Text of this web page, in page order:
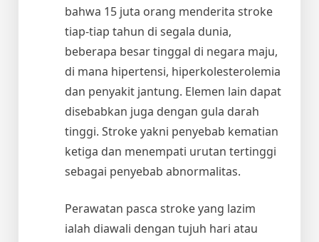
bahwa 15 juta orang menderita stroke
tiap-tiap tahun di segala dunia,
beberapa besar tinggal di negara maju,
di mana hipertensi, hiperkolesterolemia
dan penyakit jantung. Elemen lain dapat
disebabkan juga dengan gula darah
tinggi. Stroke yakni penyebab kematian
ketiga dan menempati urutan tertinggi
sebagai penyebab abnormalitas.
Perawatan pasca stroke yang lazim
ialah diawali dengan tujuh hari atau